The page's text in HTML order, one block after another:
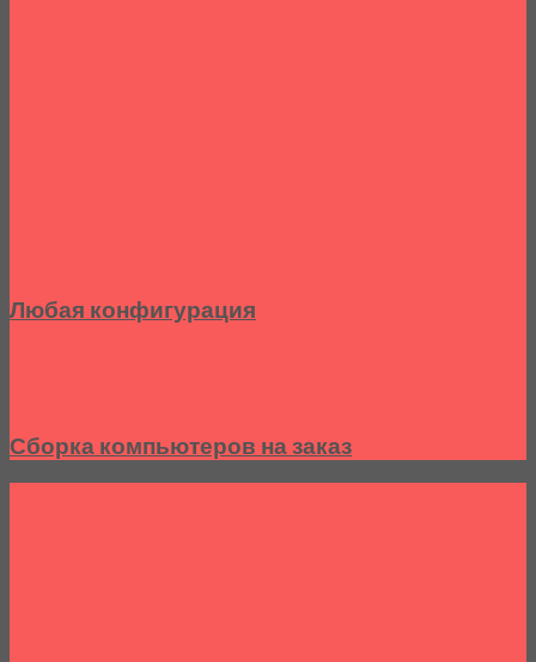
Любая конфигурация
Сборка компьютеров на заказ